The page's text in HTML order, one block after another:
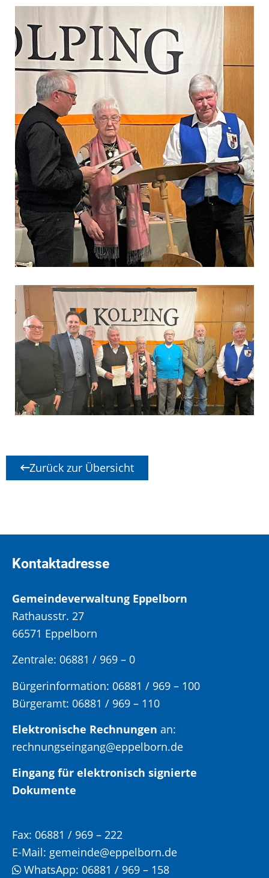
Zurück zur Übersicht
Kontaktadresse
Gemeindeverwaltung Eppelborn
Rathausstr. 27
66571 Eppelborn
Zentrale: 06881 / 969 – 0
Bürgerinformation: 06881 / 969 – 100
Bürgeramt: 06881 / 969 – 110
Elektronische Rechnungen an:
rechnungseingang@eppelborn.de
Eingang für elektronisch signierte
Dokumente
Fax: 06881 / 969 – 222
E-Mail: gemeinde@eppelborn.de
WhatsApp: 06881 / 969 – 158